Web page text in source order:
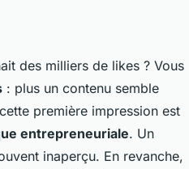
des milliers de likes ? Vous
: plus un contenu semble
première impression est
entrepreneuriale. Un
inaperçu. En revanche,